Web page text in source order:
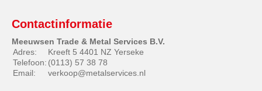
Contactinformatie
Meeuwsen Trade & Metal Services B.V.
Adres:
Kreeft 5 4401 NZ Yerseke
Telefoon: (0113) 57 38 78
Email:
verkoop@metalservices.nl